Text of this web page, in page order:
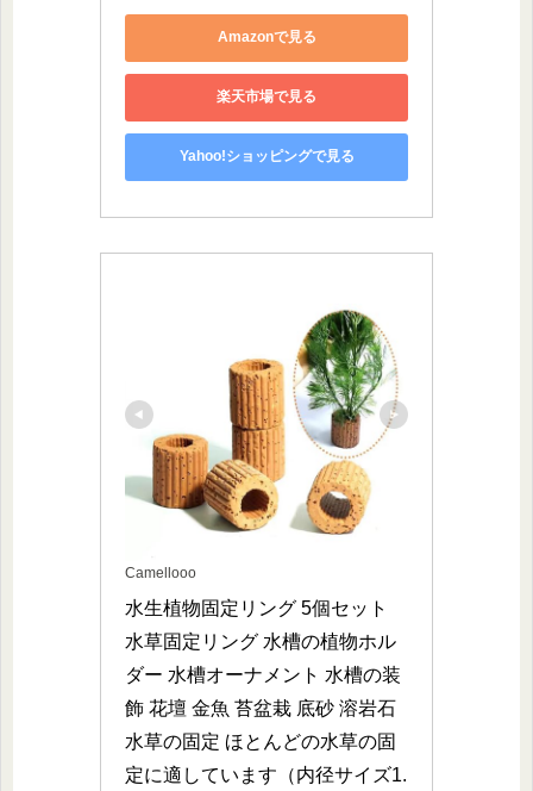
Amazonで見る
楽天市場で見る
Yahoo!ショッピングで見る
Camellooo
水生植物固定リング 5個セット
水草固定リング 水槽の植物ホル
ダー 水槽オーナメント 水槽の装
飾 花壇 金魚 苔盆栽 底砂 溶岩石
水草の固定 ほとんどの水草の固
定に適しています（内径サイズ1.